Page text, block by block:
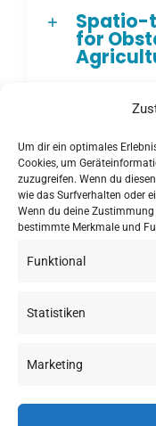
Um dir ein optimales
Cookies, um
zuzugreifen. Wenn du
wie das Surfverhalten oder
Wenn du deine
bestimmte Merkmale und
Funktional
Statistiken
Marketing
Spatio-
for
texture
object
©2026 RSA FG |